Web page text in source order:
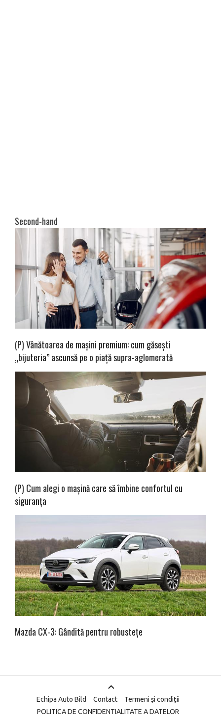
Second-hand
(P) Vânătoarea de mașini premium: cum găsești
„bijuteria” ascunsă pe o piață supra-aglomerată
(P) Cum alegi o mașină care să îmbine confortul cu
siguranța
Mazda CX-3: Gândită pentru robustețe
Echipa Auto Bild Contact
Termeni și condiții
POLITICA DE CONFIDENTIALITATE A DATELOR